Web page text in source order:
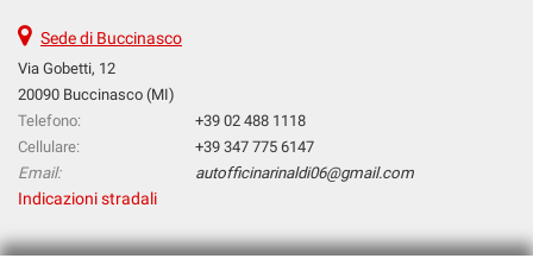
Sede di Buccinasco
Via Gobetti, 12
20090 Buccinasco (MI)
Telefono:
+39 02 488 1118
Cellulare:
+39 347 775 6147
Email:
autofficinarinaldi06@gmail.com
Indicazioni stradali